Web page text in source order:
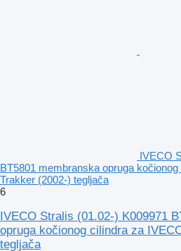
IVECO
BT5801 membranska opruga
Trakker (2002-) tegljača
6
IVECO Stralis (01.02-) K009971
opruga kočionog cilindra za
tegljača